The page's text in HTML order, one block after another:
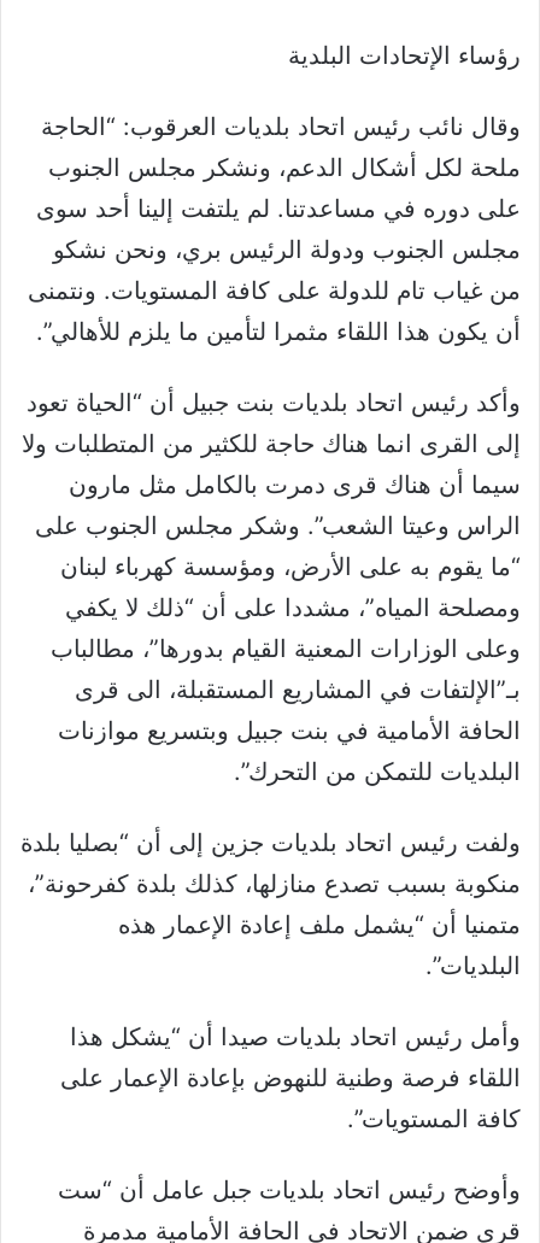
رؤساء الإتحادات البلدية
وقال نائب رئيس اتحاد بلديات العرقوب: “الحاجة
ملحة لكل أشكال الدعم، ونشكر مجلس الجنوب
على دوره في مساعدتنا. لم يلتفت إلينا أحد سوى
مجلس الجنوب ودولة الرئيس بري، ونحن نشكو
من غياب تام للدولة على كافة المستويات. ونتمنى
أن يكون هذا اللقاء مثمرا لتأمين ما يلزم للأهالي”.
وأكد رئيس اتحاد بلديات بنت جبيل أن “الحياة تعود
إلى القرى انما هناك حاجة للكثير من المتطلبات ولا
سيما أن هناك قرى دمرت بالكامل مثل مارون
الراس وعيتا الشعب”. وشكر مجلس الجنوب على
“ما يقوم به على الأرض، ومؤسسة كهرباء لبنان
ومصلحة المياه”، مشددا على أن “ذلك لا يكفي
وعلى الوزارات المعنية القيام بدورها”، مطالباب
بـ”الإلتفات في المشاريع المستقبلة، الى قرى
الحافة الأمامية في بنت جبيل وبتسريع موازنات
البلديات للتمكن من التحرك”.
ولفت رئيس اتحاد بلديات جزين إلى أن “بصليا بلدة
منكوبة بسبب تصدع منازلها، كذلك بلدة كفرحونة”،
متمنيا أن “يشمل ملف إعادة الإعمار هذه
البلديات”.
وأمل رئيس اتحاد بلديات صيدا أن “يشكل هذا
اللقاء فرصة وطنية للنهوض بإعادة الإعمار على
كافة المستويات”.
وأوضح رئيس اتحاد بلديات جبل عامل أن “ست
قرى ضمن الاتحاد في الحافة الأمامية مدمرة